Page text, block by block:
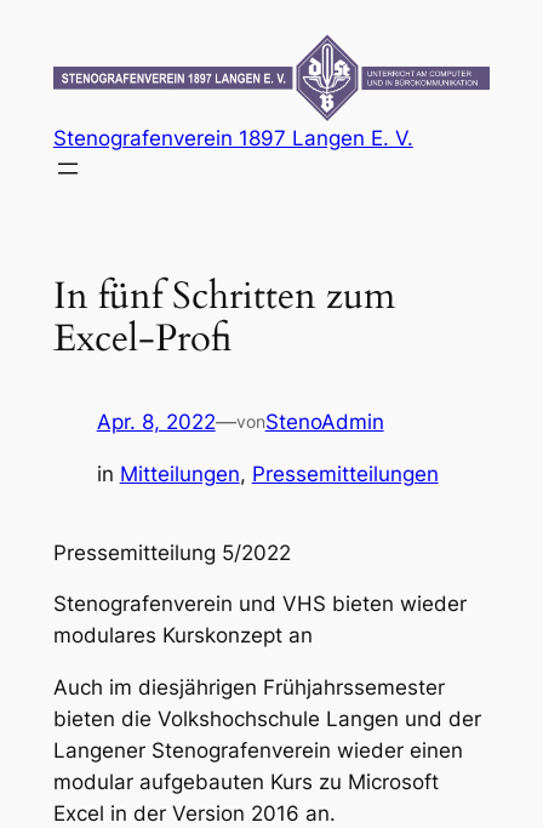
springen
Stenografenverein 1897 Langen E. V.
In fünf Schritten zum
Excel-Profi
Apr. 8, 2022—vonStenoAdmin
in Mitteilungen, Pressemitteilungen
Pressemitteilung 5/2022
Stenografenverein und VHS bieten wieder
modulares Kurskonzept an
Auch im diesjährigen Frühjahrssemester
bieten die Volkshochschule Langen und der
Langener Stenografenverein wieder einen
modular aufgebauten Kurs zu Microsoft
Excel in der Version 2016 an.